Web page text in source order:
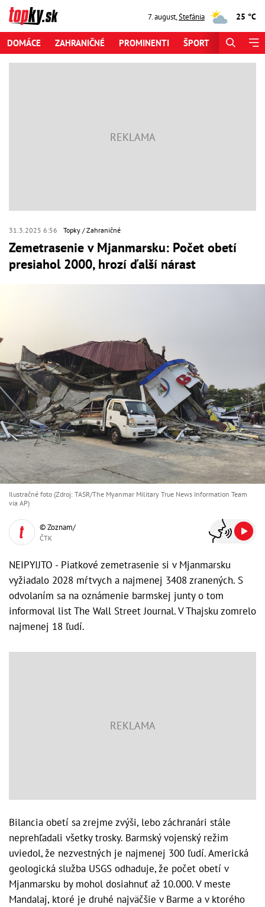
7. august,Štefánia 25 °C
DOMÁCE ZAHRANIČNÉ PROMINENTI ŠPORT
31.3.2025 6:56 Topky Zahraničné
Zemetrasenie v Mjanmarsku: Počet obetí
presiahol 2000, hrozí ďalší nárast
Ilustračné foto (Zdroj: TASR/The Myanmar Military True News Information Team
via AP)
© Zoznam/
ČTK
NEIPYIJTO - Piatkové zemetrasenie si v Mjanmarsku
vyžiadalo 2028 mŕtvych a najmenej 3408 zranených. S
odvolaním sa na oznámenie barmskej junty o tom
informoval list The Wall Street Journal. V Thajsku zomrelo
najmenej 18 ľudí.
Bilancia obetí sa zrejme zvýši, lebo záchranári stále
neprehľadali všetky trosky. Barmský vojenský režim
uviedol, že nezvestných je najmenej 300 ľudí. Americká
geologická služba USGS odhaduje, že počet obetí v
Mjanmarsku by mohol dosiahnuť až 10.000. V meste
Mandalaj, ktoré je druhé najväčšie v Barme a v ktorého